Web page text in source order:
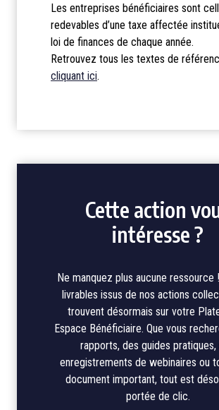
Les entreprises bénéficiaires sont
redevables d’une taxe affectée
loi de finances de chaque année.
Retrouvez tous les textes de
cliquant ici.
Cette action
intéresse ?
Ne manquez plus aucune ressource
livrables issus de nos actions
trouvent désormais sur votre
Espace Bénéficiaire. Que vous
rapports, des guides pratiques,
enregistrements de webinaires ou
document important, tout est
portée de clic.